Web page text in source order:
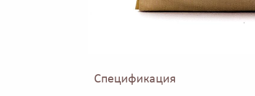
Спецификация